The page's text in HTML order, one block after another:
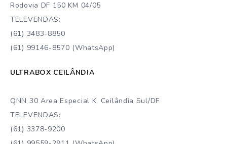
Rodovia DF 150 KM 04/05
TELEVENDAS:
(61) 3483-8850
(61) 99146-8570 (WhatsApp)
ULTRABOX CEILÂNDIA
QNN 30 Area Especial K, Ceilândia Sul/DF
TELEVENDAS:
(61) 3378-9200